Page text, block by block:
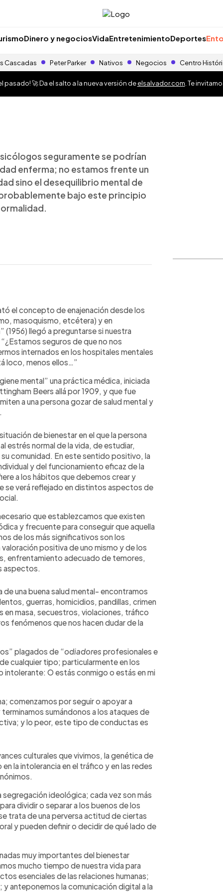
Dinero y negociosVidaEntretenimientoDeportes
Cascadas Peter Parker Nativos Negocios Centro
pasado! 🚀 Da el salto a la nueva versión deelsalvador.com . Te
seguramente se podrían
enferma; no estamos frente un
sino el desequilibrio mental de
bajo este principio
el concepto de enajenación desde los
masoquismo, etcétera) y en
(1956) llegó a preguntarse si nuestra
seguros de que no nos
internados en los hospitales mentales
loco, menos ellos…”
mental” una práctica médica, iniciada
Beers allá por 1909, y que fue
a una persona gozar de salud mental y
de bienestar en el que la persona
estrés normal de la vida, de estudiar,
comunidad. En este sentido positivo, la
y del funcionamiento eficaz de la
a los hábitos que debemos crear y
se verá reflejado en distintos aspectos de
que establezcamos que existen
y frecuente para conseguir que aquella
de los más significativos son los
positiva de uno mismo y de los
enfrentamiento adecuado de temores,
aspectos.
una buena salud mental- encontramos
guerras, homicidios, pandillas, crimen
masa, secuestros, violaciones, tráfico
fenómenos que nos hacen dudar de la
plagados de “odiadores profesionales e
cualquier tipo; particularmente en los
O estás conmigo o estás en mi
comenzamos por seguir o apoyar a
sumándonos a los ataques de
y lo peor, este tipo de conductas es
culturales que vivimos, la genética de
la intolerancia en el tráfico y en las redes
segregación ideológica; cada vez son más
dividir o separar a los buenos de los
trata de una perversa actitud de ciertas
y pueden definir o decidir de qué lado de
muy importantes del bienestar
mucho tiempo de nuestra vida para
esenciales de las relaciones humanas;
anteponemos la comunicación digital a la